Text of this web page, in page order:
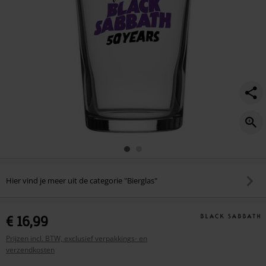
Hier vind je meer uit de categorie "Bierglas"
€ 16,99
Prijzen incl. BTW, exclusief verpakkings- en
verzendkosten